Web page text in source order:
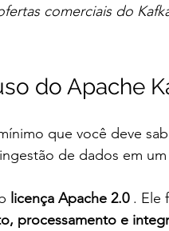
comerciais do
do Apache
que você deve
de dados em
licença Apache 2.0 . Ele
processamento e